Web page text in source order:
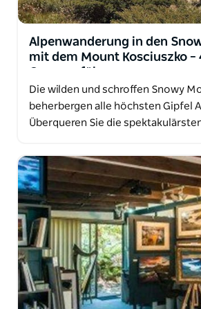
Alpenwanderung in den
mit dem Mount Kosciuszko –
Die wilden und schroffen Snowy
beherbergen alle höchsten Gipfel
Überqueren Sie die